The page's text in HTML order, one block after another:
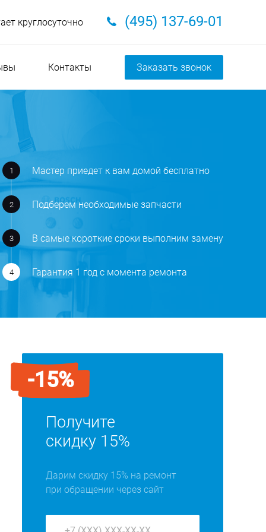
круглосуточно (495) 137-69-01
Контакты Заказать звонок
Мастер приедет к вам домой бесплатно
Подберем необходимые запчасти
В самые короткие сроки выполним замену
Гарантия 1 год с момента ремонта
-15%
Получите
скидку 15%
Дарим скидку 15% на ремонт
при обращении через сайт